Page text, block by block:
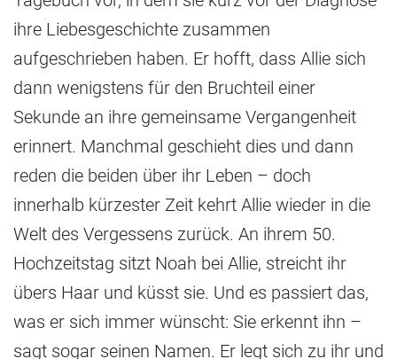
ihre Liebesgeschichte zusammen
aufgeschrieben haben. Er hofft, dass Allie sich
dann wenigstens für den Bruchteil einer
Sekunde an ihre gemeinsame Vergangenheit
erinnert. Manchmal geschieht dies und dann
reden die beiden über ihr Leben – doch
innerhalb kürzester Zeit kehrt Allie wieder in die
Welt des Vergessens zurück. An ihrem 50.
Hochzeitstag sitzt Noah bei Allie, streicht ihr
übers Haar und küsst sie. Und es passiert das,
was er sich immer wünscht: Sie erkennt ihn –
sagt sogar seinen Namen. Er legt sich zu ihr und